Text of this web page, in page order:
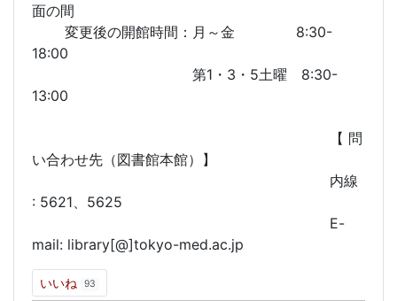
面の間
変更後の開館時間：月～金 8:30-
18:00
第1・3・5土曜 8:30-
13:00
【 問
い合わせ先（図書館本館）】
内線
: 5621、5625
E-
mail: library[@]tokyo-med.ac.jp
いいね 93